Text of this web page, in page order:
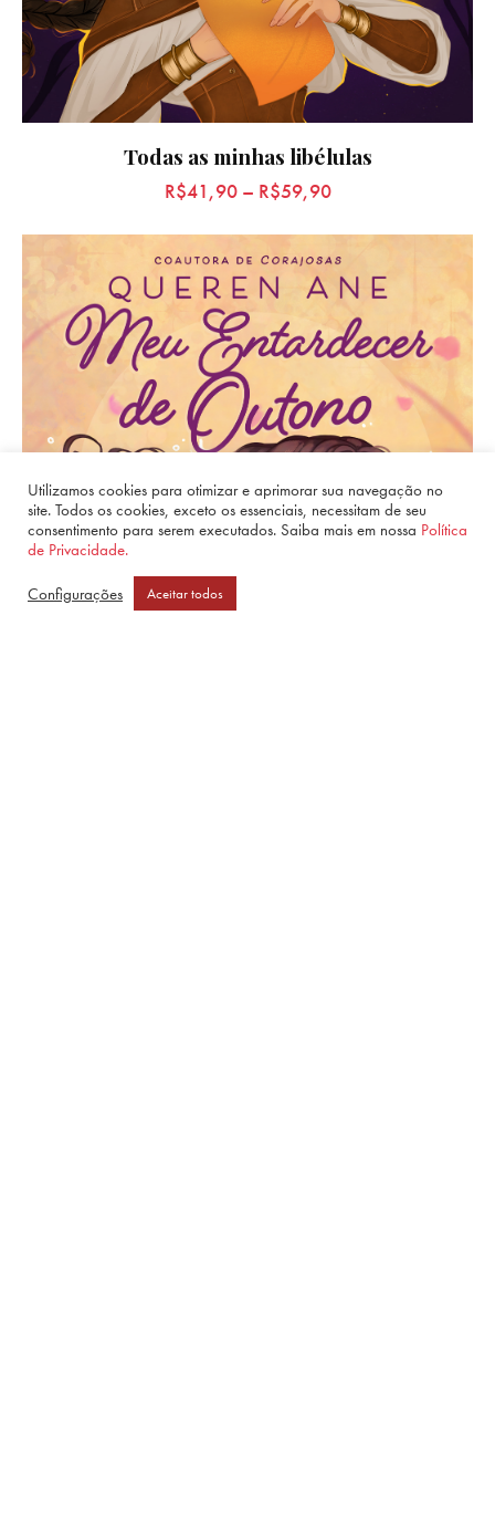
Todas as minhas libélulas
R$41,90– R$59,90
Utilizamos cookies para otimizar e aprimorar sua navegação no
site. Todos os cookies, exceto os essenciais, necessitam de seu
consentimento para serem executados. Saiba mais em nossa Política
de Privacidade.
Configurações Aceitar todos